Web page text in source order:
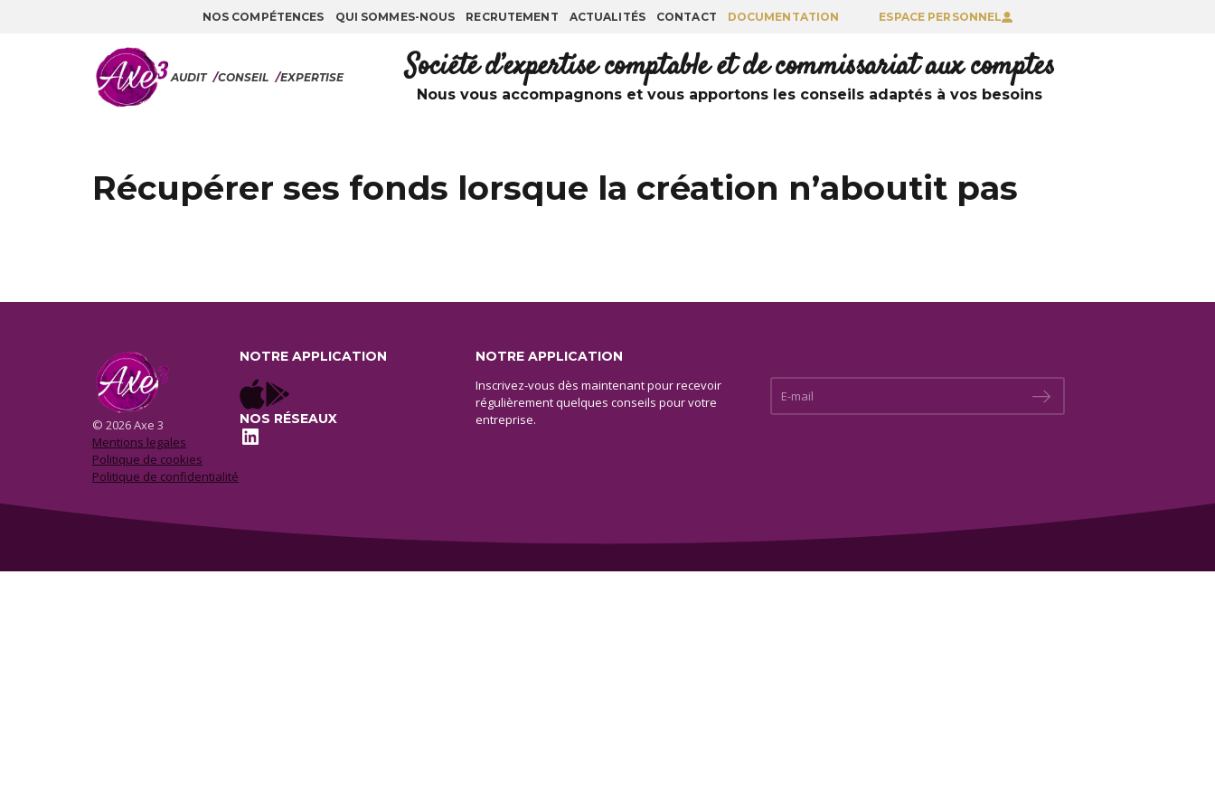
NOS COMPÉTENCES QUI SOMMES-NOUS RECRUTEMENT ACTUALITÉS CONTACT DOCUMENTATION ESPACE PERSONNEL
AUDIT /CONSEIL /EXPERTISE Société d’expertise comptable et de commissariat aux comptes
Nous vous accompagnons et vous apportons les conseils adaptés à vos besoins
Récupérer ses fonds lorsque la création n’aboutit pas
© 2026 Axe 3
Mentions legales
Politique de cookies
Politique de confidentialité
NOTRE APPLICATION
NOS RÉSEAUX
LinkedIn
NOTRE APPLICATION
Inscrivez-vous dès maintenant pour recevoir
régulièrement quelques conseils pour votre
entreprise.